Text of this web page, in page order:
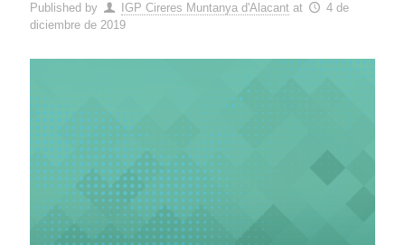
Published by IGP Cireres Muntanya d'Alacant at
4 de
diciembre de 2019